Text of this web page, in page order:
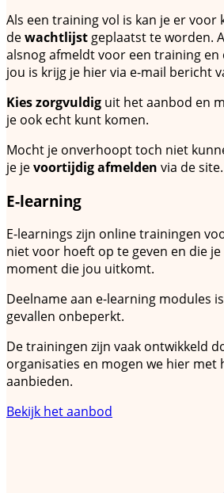
Als een training vol is kan je er voor
dewachtlijst geplaatst te worden.
alsnog afmeldt voor een training en
jou is krijg je hier via e-mail bericht
Kies zorgvuldig uit het aanbod en
je ook echt kunt komen.
Mocht je onverhoopt toch niet
je jevoortijdig afmelden via de site.
E-learning
E-learnings zijn online trainingen
niet voor hoeft op te geven en die
moment die jou uitkomt.
Deelname aan e-learning modules
gevallen onbeperkt.
De trainingen zijn vaak ontwikkeld
organisaties en mogen we hier
aanbieden.
Bekijk het aanbod